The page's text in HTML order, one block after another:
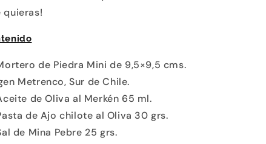
quieras!
de Piedra Mini de 9,5×9,5 cms.
Metrenco, Sur de Chile.
de Oliva al Merkén 65 ml.
de Ajo chilote al Oliva 30 grs.
de Mina Pebre 25 grs.